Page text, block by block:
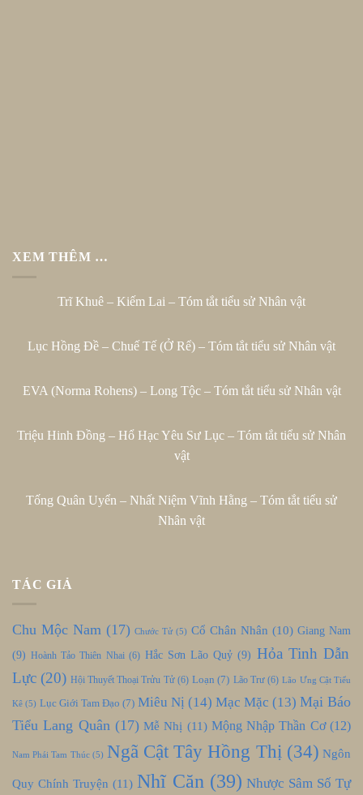
XEM THÊM …
Trĩ Khuê – Kiếm Lai – Tóm tắt tiểu sử Nhân vật
Lục Hồng Đề – Chuế Tế (Ở Rể) – Tóm tắt tiểu sử Nhân vật
EVA (Norma Rohens) – Long Tộc – Tóm tắt tiểu sử Nhân vật
Triệu Hinh Đồng – Hổ Hạc Yêu Sư Lục – Tóm tắt tiểu sử Nhân
vật
Tống Quân Uyển – Nhất Niệm Vĩnh Hằng – Tóm tắt tiểu sử
Nhân vật
TÁC GIẢ
Chu Mộc Nam (17) Chước Tử (5) Cổ Chân Nhân (10) Giang Nam
(9) Hoành Tảo Thiên Nhai(6) Hắc Sơn Lão Quỷ (9) Hỏa Tinh Dẫn
Lực (20) Hội Thuyết Thoại Trửu Tử(6) Loạn (7) Lão Trư(6) Lão Ưng Cật Tiểu
Kê (5) Lục Giới Tam Đạo (7) Miêu Nị (14) Mạc Mặc (13) Mại Báo
Tiểu Lang Quân(17) Mễ Nhị (11) Mộng Nhập Thần Cơ(12)
Nam Phái Tam Thúc(5) Ngã Cật Tây Hồng Thị(34) Ngôn
Quy Chính Truyện (11) Nhĩ Căn (39) Nhược Sâm Số Tự